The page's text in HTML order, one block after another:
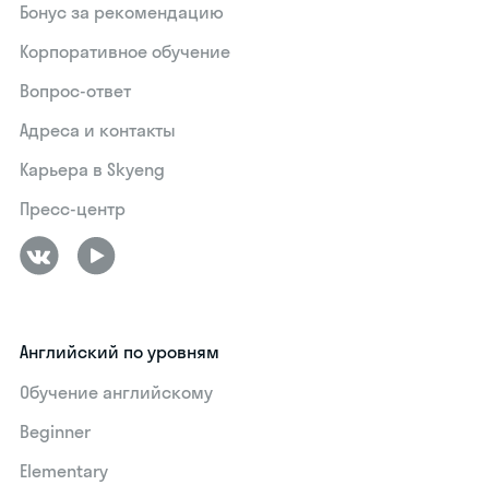
Бонус за рекомендацию
Корпоративное обучение
Вопрос-ответ
Адреса и контакты
Карьера в Skyeng
Пресс-центр
Английский по уровням
Обучение английскому
Beginner
Elementary